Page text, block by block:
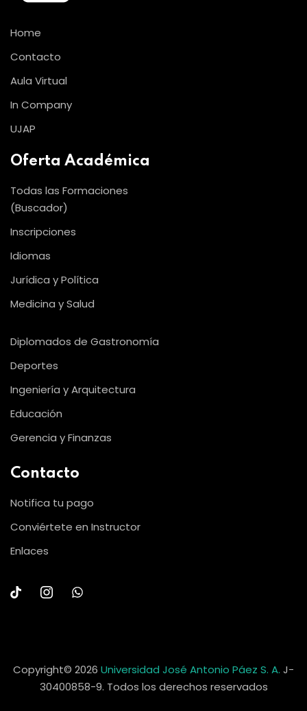
Home
Contacto
Aula Virtual
In Company
UJAP
Oferta Académica
Todas las Formaciones
(Buscador)
Inscripciones
Idiomas
Jurídica y Política
Medicina y Salud
Diplomados de Gastronomía
Deportes
Ingeniería y Arquitectura
Educación
Gerencia y Finanzas
Contacto
Notifica tu pago
Conviértete en Instructor
Enlaces
Copyright© 2026 Universidad José Antonio Páez S. A. J-
30400858-9. Todos los derechos reservados